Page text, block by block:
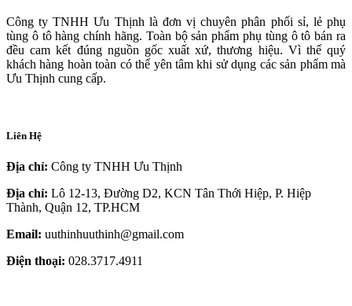
Công ty TNHH Ưu Thịnh là đơn vị chuyên phân phối sỉ, lẻ phụ
tùng ô tô hàng chính hãng. Toàn bộ sản phẩm phụ tùng ô tô bán ra
đều cam kết đúng nguồn gốc xuất xứ, thương hiệu. Vì thế quý
khách hàng hoàn toàn có thể yên tâm khi sử dụng các sản phẩm mà
Ưu Thịnh cung cấp.
Liên Hệ
Địa chỉ: Công ty TNHH Ưu Thịnh
Địa chỉ: Lô 12-13, Đường D2, KCN Tân Thới Hiệp, P. Hiệp
Thành, Quận 12, TP.HCM
Email: uuthinhuuthinh@gmail.com
Điện thoại: 028.3717.4911